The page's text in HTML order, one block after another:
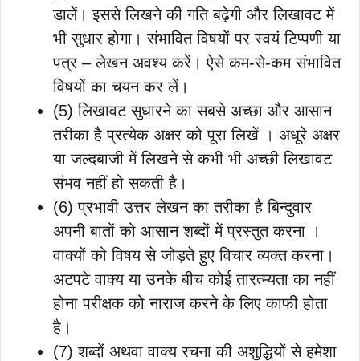
डालें। इससे लिखने की गति बढ़ेगी और लिखावट में
भी सुधार होगा। संभावित विषयों पर स्वयं टिप्पणी या
पत्र – लेखन अवश्य करें। ऐसे कम-से-कम संभावित
विषयों का चयन कर लें।
(5) लिखावट सुधारने का सबसे अच्छा और आसान
तरीका है प्रत्येक अक्षर को पूरा लिखें । अधूरे अक्षर
या जल्दबाजी में लिखने से कभी भी अच्छी लिखावट
संभव नहीं हो सकती है।
(6) प्रभावी उत्तर लेखन का तरीका है बिन्दुवार
अपनी बातों को आसान शब्दों में प्रस्तुत करना ।
वाक्यों को विषय से जोड़ते हुए विचार व्यक्त करना।
अटपटे वाक्य या उनके बीच कोई तारत्म्यता का नहीं
होना परीक्षक को नाराज करने के लिए काफी होता
है।
(7) शब्दों अथवा वाक्य रचना की अशुद्धियों से हमेशा